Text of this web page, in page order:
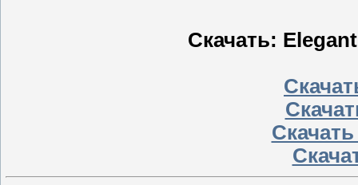
Скачать: